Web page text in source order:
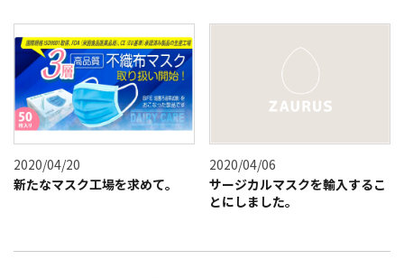
2020/04/20
新たなマスク工場を求めて。
2020/04/06
サージカルマスクを輸入するこ
とにしました。